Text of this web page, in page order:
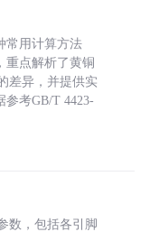
常用计算方法
重点解析了黄铜
差异，并提供实
考GB/T 4423-
数，包括各引脚